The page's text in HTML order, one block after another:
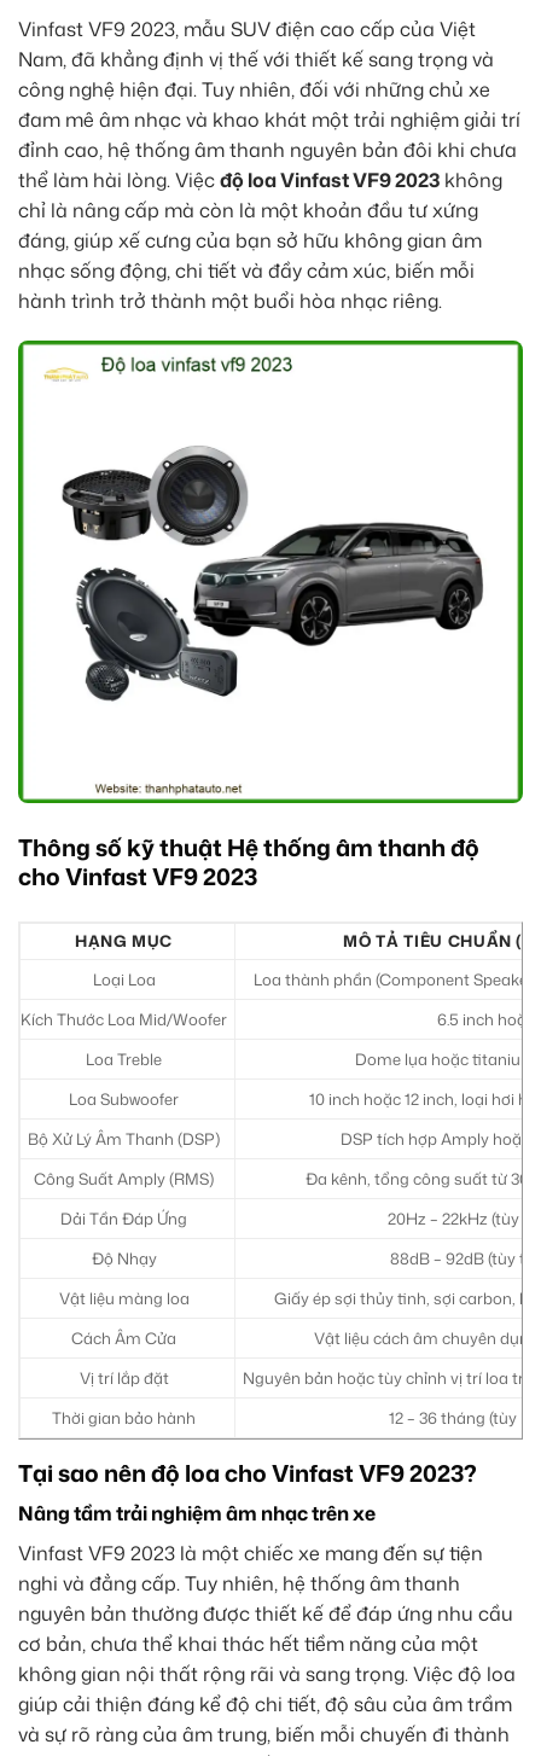
Vinfast VF9 2023, mẫu SUV điện cao cấp của Việt
Nam, đã khẳng định vị thế với thiết kế sang trọng và
công nghệ hiện đại. Tuy nhiên, đối với những chủ xe
đam mê âm nhạc và khao khát một trải nghiệm giải trí
đỉnh cao, hệ thống âm thanh nguyên bản đôi khi chưa
thể làm hài lòng. Việcđộ loa Vinfast VF9 2023 không
chỉ là nâng cấp mà còn là một khoản đầu tư xứng
đáng, giúp xế cưng của bạn sở hữu không gian âm
nhạc sống động, chi tiết và đầy cảm xúc, biến mỗi
hành trình trở thành một buổi hòa nhạc riêng.
Thông số kỹ thuật Hệ thống âm thanh độ
cho Vinfast VF9 2023
HẠNG MỤC
MÔ TẢ TIÊU CHUẨN
Loại Loa
Loa thành phần (Component
Kích Thước Loa Mid/Woofer
6.5 inch hoặc
Loa Treble
Dome lụa hoặc
Loa Subwoofer
10 inch hoặc 12 inch, loại hơi
Bộ Xử Lý Âm Thanh (DSP)
DSP tích hợp Amply hoặc
Công Suất Amply (RMS)
Đa kênh, tổng công suất từ
Dải Tần Đáp Ứng
20Hz – 22kHz (tùy
Độ Nhạy
88dB – 92dB (tùy
Vật liệu màng loa
Giấy ép sợi thủy tinh, sợi carbon,
Cách Âm Cửa
Vật liệu cách âm chuyên dụng
Vị trí lắp đặt
Nguyên bản hoặc tùy chỉnh vị trí loa
Thời gian bảo hành
12 – 36 tháng (tùy
Tại sao nên độ loa cho Vinfast VF9 2023?
Nâng tầm trải nghiệm âm nhạc trên xe
Vinfast VF9 2023 là một chiếc xe mang đến sự tiện
nghi và đẳng cấp. Tuy nhiên, hệ thống âm thanh
nguyên bản thường được thiết kế để đáp ứng nhu cầu
cơ bản, chưa thể khai thác hết tiềm năng của một
không gian nội thất rộng rãi và sang trọng. Việc độ loa
giúp cải thiện đáng kể độ chi tiết, độ sâu của âm trầm
và sự rõ ràng của âm trung, biến mỗi chuyến đi thành